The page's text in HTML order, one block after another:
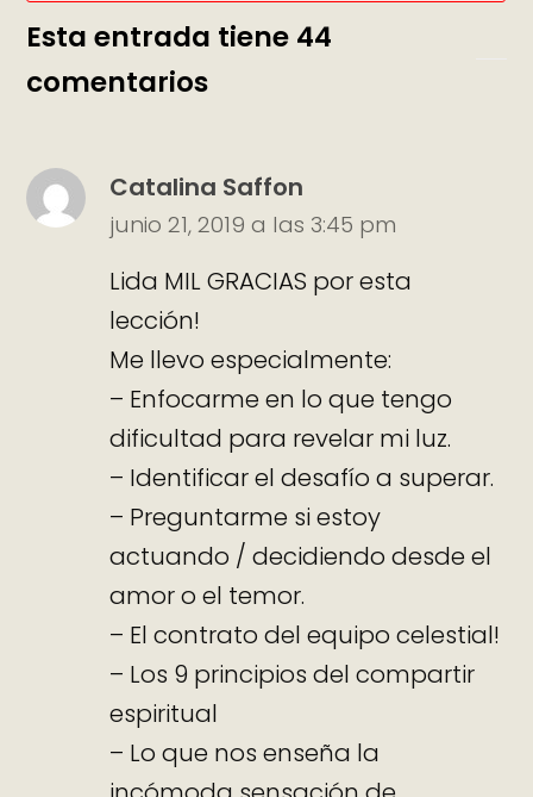
Esta entrada tiene 44
comentarios
Catalina Saffon
junio 21, 2019 a las 3:45 pm
Lida MIL GRACIAS por esta
lección!
Me llevo especialmente:
– Enfocarme en lo que tengo
dificultad para revelar mi luz.
– Identificar el desafío a superar.
– Preguntarme si estoy
actuando / decidiendo desde el
amor o el temor.
– El contrato del equipo celestial!
– Los 9 principios del compartir
espiritual
– Lo que nos enseña la